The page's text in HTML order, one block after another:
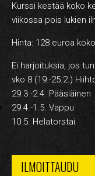
Kurssi kestää koko
viikossa pois lukien
Hinta: 128 euroa
Ei harjoituksia, jos
vko 8 (19.-25.2.)
29.3.-2.4. Pääsiäinen
29.4.-1.5. Vappu
10.5. Helatorstai
ILMOITTAUDU